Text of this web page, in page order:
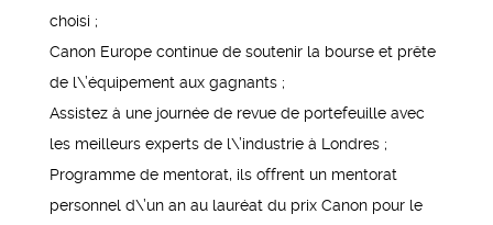
choisi ;
Canon Europe continue de soutenir la bourse et prête
de l\’équipement aux gagnants ;
Assistez à une journée de revue de portefeuille avec
les meilleurs experts de l\’industrie à Londres ;
Programme de mentorat, ils offrent un mentorat
personnel d\’un an au lauréat du prix Canon pour le